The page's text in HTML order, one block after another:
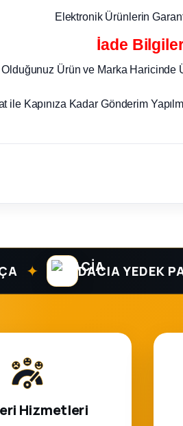
Elektronik Ürünlerin
İade
Olduğunuz Ürün ve Marka Haricinde
ile Kapınıza Kadar Gönderim
DACIA YEDEK PARÇA
Hizmetleri